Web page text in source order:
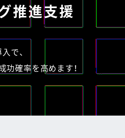
推進支援
で、
確率を高めます！